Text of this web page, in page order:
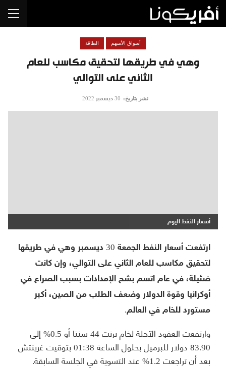
وهي في طريقها لتحقيق مكاسب للعام
الثاني على التوالي
أسواق الأسهم الطاقة
نشر بتاريخ: 30 ديسمبر 2022
أسعار النفط اليوم
ارتفعت أسعار النفط الجمعة 30 ديسمبر وهي في طريقها
لتحقيق مكاسب للعام الثاني على التوالي، وإن كانت
ضئيلة، في عام اتسم بشح الإمدادات بسبب الصراع في
أوكرانيا وقوة الدولار وضعف الطلب من الصين، أكبر
مستورد للخام في العالم.
وارتفعت العقود الآجلة لخام برنت 44 سنتا أو 0.5% إلى
83.90 دولار للبرميل بحلول الساعة 01:38 بتوقيت غرينتش
بعد أن تراجعت 1.2% عند التسوية في الجلسة السابقة.